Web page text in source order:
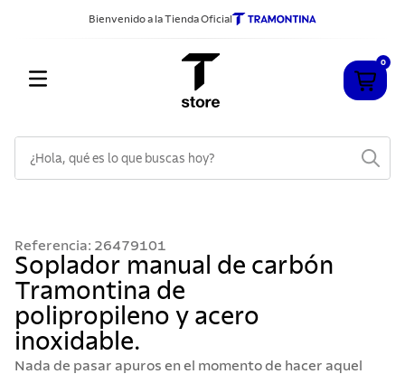
Bienvenido a la Tienda Oficial
0
Referencia: 26479101
Soplador manual de carbón
Tramontina de
polipropileno y acero
inoxidable.
Nada de pasar apuros en el momento de hacer aquel
2.
sarten
3.
cubiertos
4.
ollas
5.
acero inoxidable